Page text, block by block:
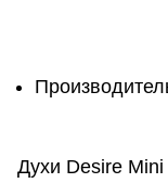
Духи Desire